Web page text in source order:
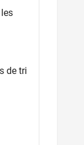
de tri